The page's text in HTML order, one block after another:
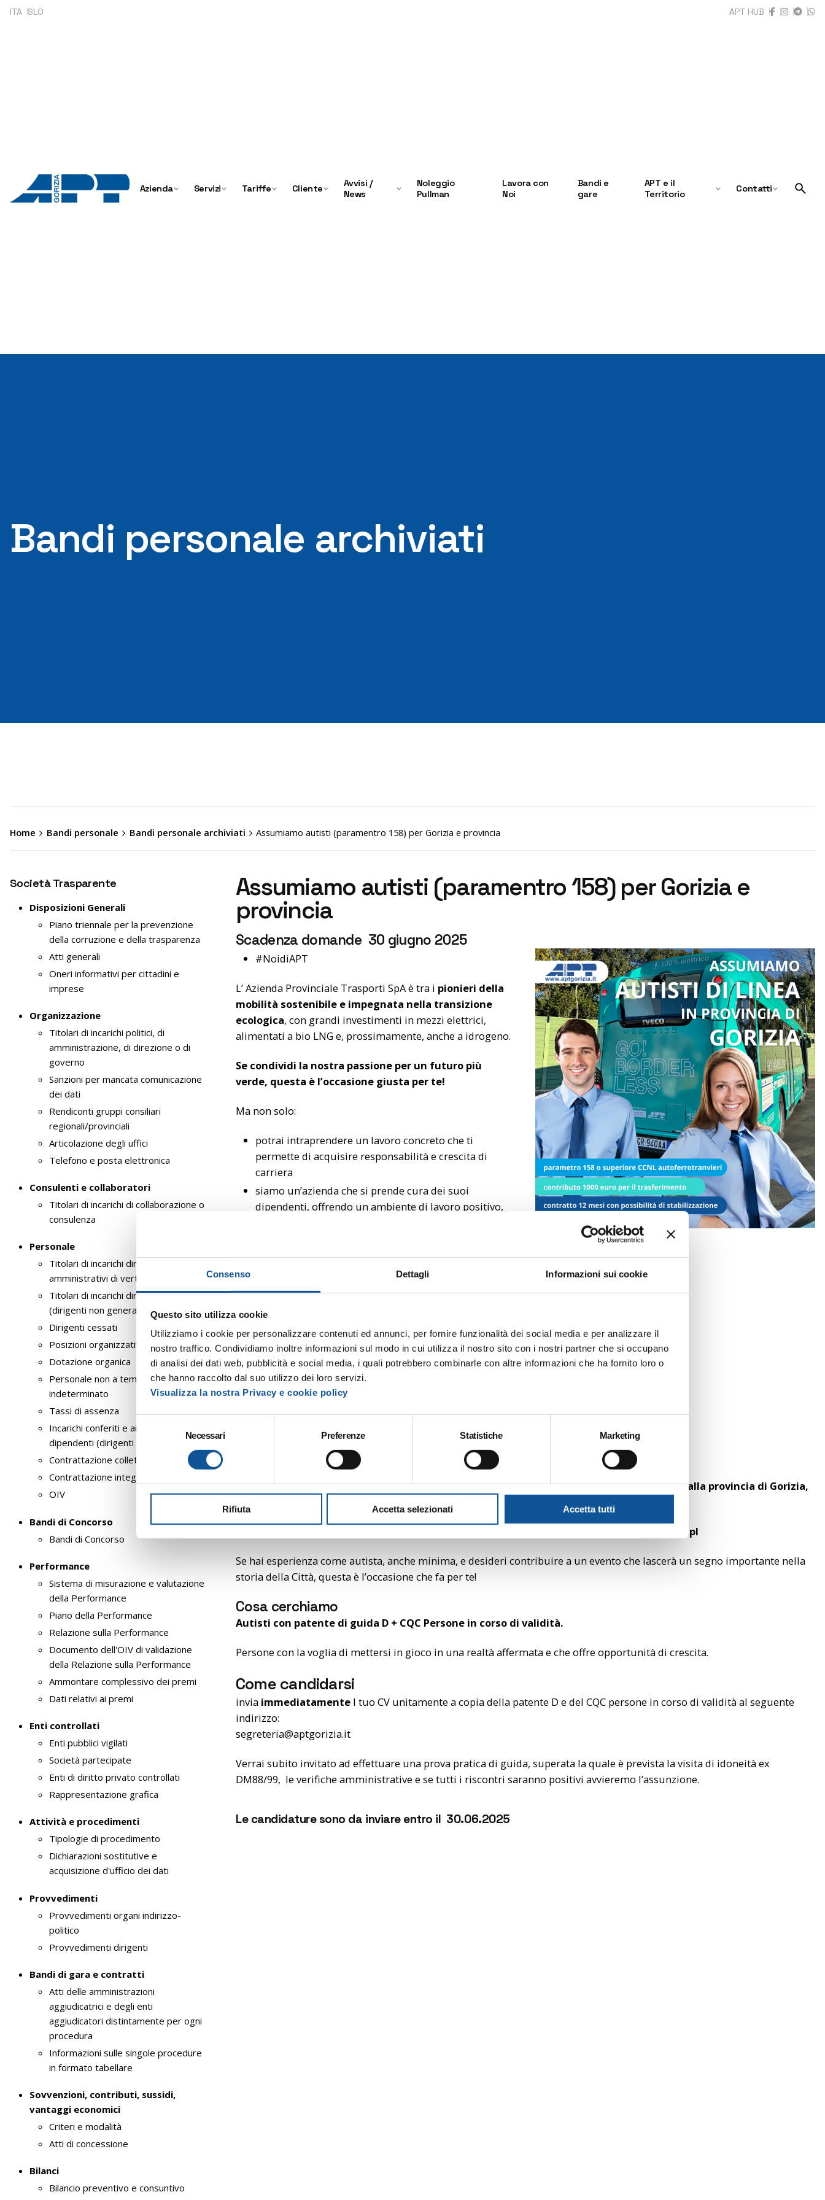
Consenso Dettagli Informazioni sui cookie
Questo sito utilizza cookie
Utilizziamo i cookie per personalizzare contenuti ed annunci, per fornire funzionalità dei social media e per analizzare il
nostro traffico. Condividiamo inoltre informazioni sul modo in cui utilizza il nostro sito con i nostri partner che si occupano
di analisi dei dati web, pubblicità e social media, i quali potrebbero combinarle con altre informazioni che ha fornito loro o
che hanno raccolto dal suo utilizzo dei loro servizi.
Visualizza la nostra Privacy e cookie policy
e
z
e
l
o
e
n
s
Necessari Preferenze Statistiche Marketing
Rifiuta Accetta selezionati Accetta tutti
ITA SLO APT HUB
Azienda Servizi Tariffe Cliente
Avvisi /
News
Noleggio
Pullman
Lavora con
Noi
Bandi e
gare
APT e il
Territorio
Contatti
Bandi personale archiviati
Home Bandi personale Bandi personale archiviati Assumiamo autisti (paramentro 158) per Gorizia e provincia
Società Trasparente
Disposizioni Generali
Piano triennale per la prevenzione
della corruzione e della trasparenza
Atti generali
Oneri informativi per cittadini e
imprese
Organizzazione
Titolari di incarichi politici, di
amministrazione, di direzione o di
governo
Sanzioni per mancata comunicazione
dei dati
Rendiconti gruppi consiliari
regionali/provinciali
Articolazione degli uffici
Telefono e posta elettronica
Consulenti e collaboratori
Titolari di incarichi di collaborazione o
consulenza
Personale
Titolari di incarichi dirigenziali
amministrativi di vertice
Titolari di incarichi dirigenziali
(dirigenti non generali)
Dirigenti cessati
Posizioni organizzative
Dotazione organica
Personale non a tempo
indeterminato
Tassi di assenza
Incarichi conferiti e autorizzati ai
dipendenti (dirigenti e non dirigenti)
Contrattazione collettiva
Contrattazione integrativa
OIV
Bandi di Concorso
Bandi di Concorso
Performance
Sistema di misurazione e valutazione
della Performance
Piano della Performance
Relazione sulla Performance
Documento dell'OIV di validazione
della Relazione sulla Performance
Ammontare complessivo dei premi
Dati relativi ai premi
Enti controllati
Enti pubblici vigilati
Società partecipate
Enti di diritto privato controllati
Rappresentazione grafica
Attività e procedimenti
Tipologie di procedimento
Dichiarazioni sostitutive e
acquisizione d'ufficio dei dati
Provvedimenti
Provvedimenti organi indirizzo-
politico
Provvedimenti dirigenti
Bandi di gara e contratti
Atti delle amministrazioni
aggiudicatrici e degli enti
aggiudicatori distintamente per ogni
procedura
Informazioni sulle singole procedure
in formato tabellare
Sovvenzioni, contributi, sussidi,
vantaggi economici
Criteri e modalità
Atti di concessione
Bilanci
Bilancio preventivo e consuntivo
Assumiamo autisti (paramentro 158) per Gorizia e
provincia
Scadenza domande 30 giugno 2025
#NoidiAPT
L’ Azienda Provinciale Trasporti SpA è tra i pionieri della
mobilità sostenibile e impegnata nella transizione
ecologica, con grandi investimenti in mezzi elettrici,
alimentati a bio LNG e, prossimamente, anche a idrogeno.
Se condividi la nostra passione per un futuro più
verde, questa è l’occasione giusta per te!
Ma non solo:
potrai intraprendere un lavoro concreto che ti
permette di acquisire responsabilità e crescita di
carriera
siamo un’azienda che si prende cura dei suoi
dipendenti, offrendo un ambiente di lavoro positivo,
e crescita interna attraversojob postingper i
Un territorio unico
Siamo collocati in una piccola Regione, a nord est. Qui è
facile raggiungere mare, collina e montagna e godere di
un clima mite, oltre a un buon livello dei servizi. Siamo
alla ricerca dinuovi autisti di trasporto pubblico locale
per soddisfare le necessità di mobilità del territorio.
un’opportunità unica, con:
– contratto diretto di 12 mesi, con possibilità di stabilizzazione successiva.
– parametro 158 CCNL Autoferrotranvieri
– indennità di trasferimento una tantum di 1.000€ per i candidati idonei residenti fuori dalla provincia di Gorizia,
– riconoscimento di un eventuale parametro superiore per personale in forza aziende di tpl
Se hai esperienza come autista, anche minima, e desideri contribuire a un evento che lascerà un segno importante nella
storia della Città, questa è l’occasione che fa per te!
Cosa cerchiamo
Autisti con patente di guida D + CQC Persone in corso di validità.
Persone con la voglia di mettersi in gioco in una realtà affermata e che offre opportunità di crescita.
Come candidarsi
invia immediatamente l tuo CV unitamente a copia della patente D e del CQC persone in corso di validità al seguente
indirizzo:
segreteria@aptgorizia.it
Verrai subito invitato ad effettuare una prova pratica di guida, superata la quale è prevista la visita di idoneità ex
DM88/99, le verifiche amministrative e se tutti i riscontri saranno positivi avvieremo l’assunzione.
Le candidature sono da inviare entro il 30.06.2025